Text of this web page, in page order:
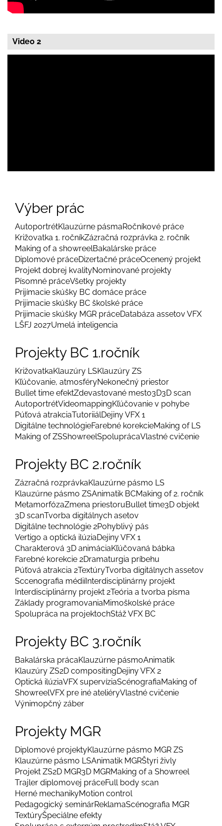
Video 2
Výber prác
AutoportrétKlauzúrne pásmaRočníkové práce
Križovatka 1. ročníkZázračná rozprávka 2. ročník
Making of a showreelBakalárske práce
Diplomové práceDizertačné práceOcenený projekt
Projekt dobrej kvalityNominované projekty
Písomné práceVšetky projekty
Prijímacie skúšky BC domáce práce
Prijimacie skúšky BC školské práce
Prijimacie skúšky MGR práceDatabáza assetov VFX
LŠFJ 2027Umelá inteligencia
Projekty BC 1.ročník
KrižovatkaKlauzúry LSKlauzúry ZS
Kľúčovanie, atmosféryNekonečný priestor
Bullet time efektZdevastované mesto3D3D scan
AutoportrétVideomappingKľúčovanie v pohybe
Púťová atrakciaTutoriiálDejiny VFX 1
Digitálne technológieFarebné korekcieMaking of LS
Making of ZSShowreelSpoluprácaVlastné cvičenie
Projekty BC 2.ročník
Zázračná rozprávkaKlauzúrne pásmo LS
Klauzúrne pásmo ZSAnimatik BCMaking of 2. ročník
MetamorfózaZmena priestoruBullet time3D objekt
3D scanTvorba digitálnych asetov
Digitálne technológie 2Pohyblivý pás
Vertigo a optická ilúziaDejiny VFX 1
Charakterová 3D animáciaKľúčovaná bábka
Farebné korekcie 2Dramaturgia príbehu
Púťová atrakcia 2TextúryTvorba digitálnych assetov
Sccenografia médiíInterdisciplinárny projekt
Interdisciplinárny projekt 2Teória a tvorba písma
Základy programovaniaMimoškolské práce
Spolupráca na projektochStáž VFX BC
Projekty BC 3.ročník
Bakalárska prácaKlauzúrne pásmoAnimatik
Klauzúry ZS2D compositingDejiny VFX 2
Optická ilúziaVFX supervíziaScénografiaMaking of
ShowreelVFX pre iné ateliéryVlastné cvičenie
Výnimopčný záber
Projekty MGR
Diplomové projektyKlauzúrne pásmo MGR ZS
Klauzúrne pásmo LSAnimatik MGRŠtyri živly
Projekt ZS2D MGR3D MGRMaking of a Showreel
Trajler diplomovej práceFull body scan
Herné mechanikyMotion control
Pedagogický seminárReklamaScénografia MGR
TextúryŠpeciálne efekty